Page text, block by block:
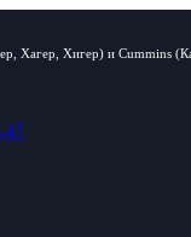
Хагер, Хигер) и Cummins
47